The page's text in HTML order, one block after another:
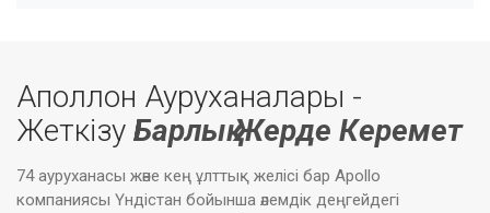
Аполлон Ауруханалары -
Жеткізу Барлық Жерде Керемет
74 ауруханасы және кең ұлттық желісі бар Apollo
компаниясы Үндістан бойынша әлемдік деңгейдегі